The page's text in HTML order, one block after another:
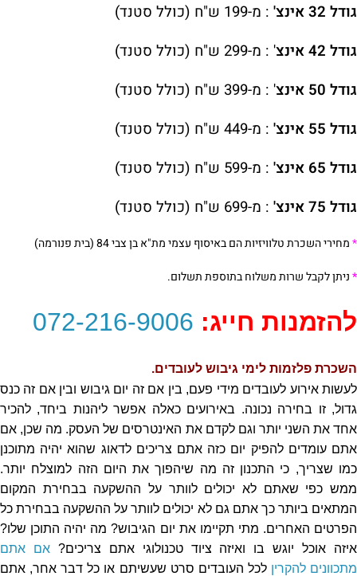
גודל 32 אינצ'
: מ-199 ש"ח (כולל סטנד)
גודל 42 אינצ
' : מ-299 ש"ח (כולל סטנד)
גודל 50 אינצ
' : מ-399 ש"ח (כולל סטנד)
גודל 55 אינצ'
: מ-449 ש"ח (כולל סטנד)
גודל 65 אינצ'
: מ-599
ש"ח (כולל סטנד)
גודל 75 אינצ'
: מ-699 ש"ח (כולל סטנד)
*מחירי השכרת טלוויזיות הם באיסוף עצמי מת"א בן צבי 84 (בית פנורמה)
*ניתן לקבל שרות משלוח בתוספת תשלום.
להזמנות חייג: 072-216-9006
השכרת פלזמות לימי גיבוש לעובדים.
לעשות אירוע לעובדים מידי פעם, בין אם זה יום גיבוש ובין אם זה כנס
גדול, זו בחירה נכונה. באירועים כאלה אפשר ליהנות ביחד, להכיר
אחד את השני יותר וגם לקדם את האינטרסים של העסק. מה שכן, אם
אתם עומדים להפיק יום כזה אתם צריכים לדאוג שהוא יהיה מתוכנן
כמו שצריך, כי התכנון זה מה שיהפוך את היום הזה למוצלח יותר.
ממש כפי שאתם לא יכולים לוותר על ההשקעה בבחירת המקום
המתאים ביותר כך אתם גם לא יכולים לוותר על ההשקעה בבחירת כל
הפרטים האחרים. מתי תקיימו את יום הגיבוש? מה יהיה התוכן שלו?
איזה אוכל יוגש בו ואיזה ציוד טכנולוגי אתם צריכים?אם אתם
מתכוונים להקרין לכל העובדים סרט שעשיתם או כל דבר אחר, אתם